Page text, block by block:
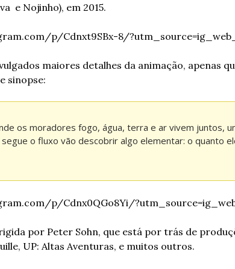
e Nojinho), em 2015.
p/Cdnxt9SBx-8/
maiores detalhes da animação, apenas
sinopse:
os moradores fogo, água, terra e ar vivem juntos,
o fluxo vão descobrir algo elementar: o quanto
p/Cdnx0QGo8Yi/
por Peter Sohn, que está por trás de
UP: Altas Aventuras, e muitos outros.